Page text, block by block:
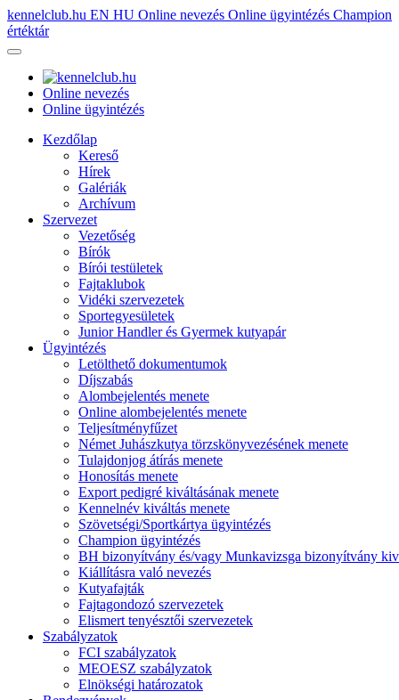
kennelclub.hu EN HU Online nevezés Online ügyintézés Champion
értéktár
Online nevezés
Online ügyintézés
Kezdőlap
Kereső
Hírek
Galériák
Archívum
Szervezet
Vezetőség
Bírók
Bírói testületek
Fajtaklubok
Vidéki szervezetek
Sportegyesületek
Junior Handler és Gyermek kutyapár
Ügyintézés
Letölthető dokumentumok
Díjszabás
Alombejelentés menete
Online alombejelentés menete
Teljesítményfűzet
Német Juhászkutya törzskönyvezésének menete
Tulajdonjog átírás menete
Honosítás menete
Export pedigré kiváltásának menete
Kennelnév kiváltás menete
Szövetségi/Sportkártya ügyintézés
Champion ügyintézés
BH bizonyítvány és/vagy Munkavizsga bizonyítvány
Kiállításra való nevezés
Kutyafajták
Fajtagondozó szervezetek
Elismert tenyésztői szervezetek
Szabályzatok
FCI szabályzatok
MEOESZ szabályzatok
Elnökségi határozatok